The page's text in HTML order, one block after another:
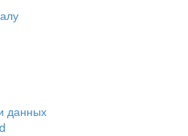
данных